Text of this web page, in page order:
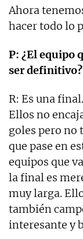
Ahora
hacer todo lo
P: ¿El equipo
ser definitivo?
R: Es una
Ellos no
goles pero no
que pase en
equipos que
la final es
muy larga.
también
interesante y